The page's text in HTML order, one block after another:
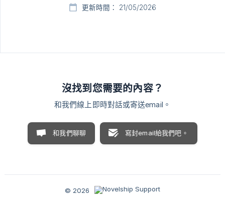
更新時間： 21/05/2026
沒找到您需要的內容？
和我們線上即時對話或寄送email。
和我們聊聊 寫封email給我們吧。
© 2026